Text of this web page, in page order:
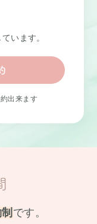
います。
出来ます
です。